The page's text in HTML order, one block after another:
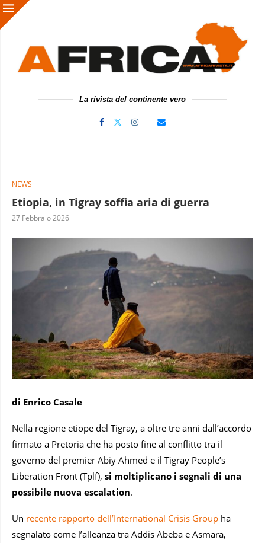
La rivista del continente vero
NEWS
Etiopia, in Tigray soffia aria di guerra
27 Febbraio 2026
di Enrico Casale
Nella regione etiope del Tigray, a oltre tre anni dall’accordo
firmato a Pretoria che ha posto fine al conflitto tra il
governo del premier Abiy Ahmed e il Tigray People’s
Liberation Front (Tplf), si moltiplicano i segnali di una
possibile nuova escalation.
Un recente rapporto dell’International Crisis Group ha
segnalato come l’alleanza tra Addis Abeba e Asmara,